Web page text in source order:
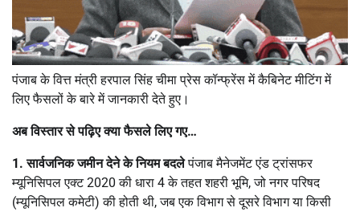
पंजाब के वित्त मंत्री हरपाल सिंह चीमा प्रेस कॉन्फ्रेंस में कैबिनेट मीटिंग में
लिए फैसलों के बारे में जानकारी देते हुए।
अब विस्तार से पढ़िए क्या फैसले लिए गए…
1. सार्वजनिक जमीन देने के नियम बदलेपंजाब मैनेजमेंट एंड ट्रांसफर
म्यूनिसिपल एक्ट 2020 की धारा 4 के तहत शहरी भूमि, जो नगर परिषद
(म्यूनिसिपल कमेटी) की होती थी, जब एक विभाग से दूसरे विभाग या किसी